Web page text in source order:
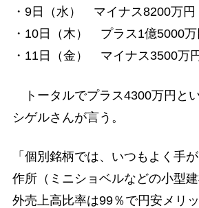
・9日（水） マイナス8200万円
・10日（木） プラス1億5000万
・11日（金） マイナス3500万
トータルでプラス4300万円とい
シゲルさんが言う。
「個別銘柄では、いつもよく手
作所（ミニショベルなどの小型
外売上高比率は99％で円安メリ